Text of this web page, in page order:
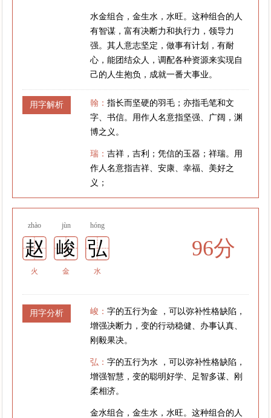
水金组合，金生水，水旺。这种组合的人
有智谋，富有决断力和执行力，领导力
强。其人意志坚定，做事有计划，有耐
心，能团结众人，调配各种资源来实现自
己的人生抱负，成就一番大事业。
用字解析 翰：指长而坚硬的羽毛；亦指毛笔和文
字、书信。用作人名意指坚强、广阔，渊
博之义。
瑞：吉祥，吉利；凭信的玉器；祥瑞。用
作人名意指吉祥、安康、幸福、美好之
义；
zhào jùn hóng
赵 峻 弘
火 金 水
96分
用字分析 峻：字的五行为金 ，可以弥补性格缺陷，
增强决断力，变的行动稳健、办事认真、
刚毅果决。
弘：字的五行为水 ，可以弥补性格缺陷，
增强智慧，变的聪明好学、足智多谋、刚
柔相济。
金水组合，金生水，水旺。这种组合的人